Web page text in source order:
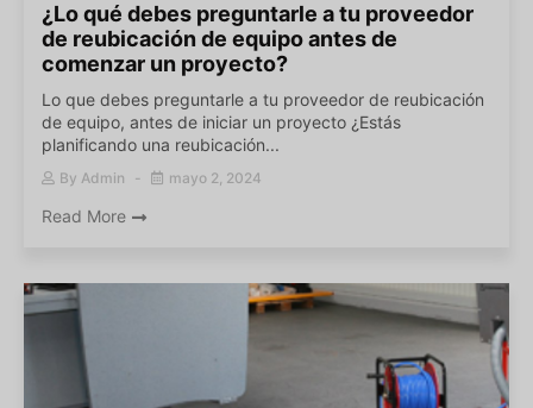
¿Lo qué debes preguntarle a tu proveedor
de reubicación de equipo antes de
comenzar un proyecto?
Lo que debes preguntarle a tu proveedor de reubicación
de equipo, antes de iniciar un proyecto ¿Estás
planificando una reubicación...
By Admin mayo 2, 2024
Read More